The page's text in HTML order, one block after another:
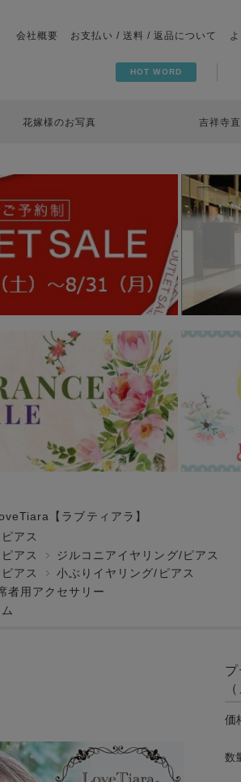
会社概要 お支払い / 送料 / 返品について
HOT WORD
花嫁様のお写真 吉祥寺
【ラブティアラ】
アス
アス
ジルコニアイヤリング/ピアス
アス
小ぶりイヤリング/ピアス
者用アクセサリー
価
数